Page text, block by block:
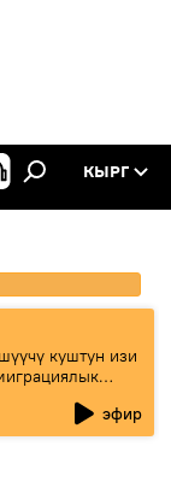
КЫРГ
куштун изи
берет?
эфир